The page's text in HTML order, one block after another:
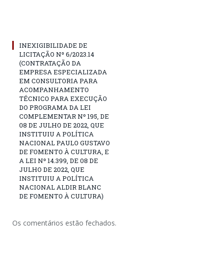
INEXIGIBILIDADE DE
LICITAÇÃO Nº 6/2023.14
(CONTRATAÇÃO DA
EMPRESA ESPECIALIZADA
EM CONSULTORIA PARA
ACOMPANHAMENTO
TÉCNICO PARA EXECUÇÃO
DO PROGRAMA DA LEI
COMPLEMENTAR Nº 195, DE
08 DE JULHO DE 2022, QUE
INSTITUIU A POLÍTICA
NACIONAL PAULO GUSTAVO
DE FOMENTO À CULTURA, E
A LEI Nº 14.399, DE 08 DE
JULHO DE 2022, QUE
INSTITUIU A POLÍTICA
NACIONAL ALDIR BLANC
DE FOMENTO À CULTURA)
Os comentários estão fechados.